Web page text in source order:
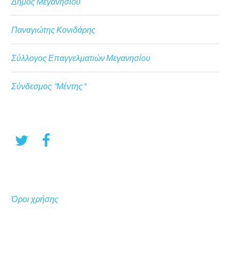
Παναγιώτης Κονιδάρης
Σύλλογος Επαγγελματιών Μεγανησίου
Σύνδεσμος "Μέντης"
Όροι χρήσης